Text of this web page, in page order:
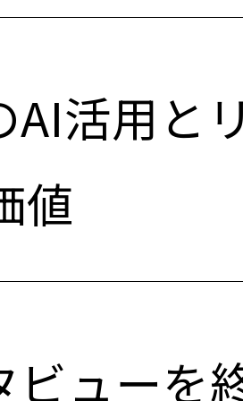
AI活用と
値
ューを